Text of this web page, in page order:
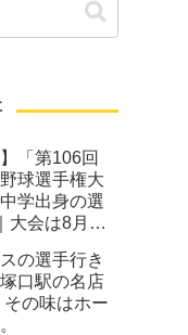
「第106回
球選手権大
学出身の選
大会は8月7
の選手行き
口駅の名店
その味はホー